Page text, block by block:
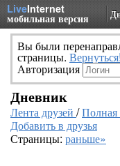
LiveInternet
мобильная версия
Вы были
страницы. Вернуться!
Авторизация
Дневник
Лента друзей /Полная
Добавить в друзья
Страницы: раньше»